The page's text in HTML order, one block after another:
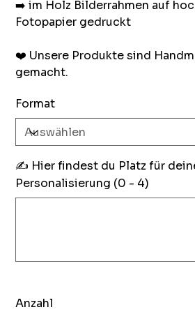
➡️ im Holz Bilderrahmen auf
Fotopapier gedruckt
❤️️ Unsere Produkte sind
gemacht.
Format
✍️ Hier findest du Platz für
Personalisierung (0 - 4)
Anzahl